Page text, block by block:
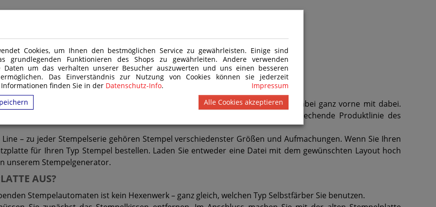
Cookies, um Ihnen den bestmöglichen Service zu gewährleisten. Einige sind
grundlegenden Funktionieren des Shops zu gewährleiten. Andere verwenden
Daten um das verhalten unserer Besucher auszuwerten und uns einen besseren
Das Einverständnis zur Nutzung von Cookies können sie jederzeit
finden Sie in der Datenschutz-Info.
Impressum
Alle Cookies akzeptieren
 uvm.
VON MEINEM TYP STEMPEL?
der beliebtesten Hersteller und Marken. Trodat, Colop und Imprint sind dabei ganz vorne mit dabei.
Selbstfärber in den Händen halten, gehen Sie außerdem auf die entsprechende Produktlinie des
– zu jeder Stempelserie gehören Stempel verschiedenster Größen und Aufmachungen. Wenn Sie Ihren
für Ihren Typ Stempel bestellen. Laden Sie entweder eine Datei mit dem gewünschten Layout hoch
unserem Stempelgenerator.
AUS?
Stempelautomaten ist kein Hexenwerk – ganz gleich, welchen Typ Selbstfärber Sie benutzen.